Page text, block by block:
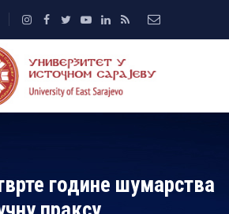
године шумарства